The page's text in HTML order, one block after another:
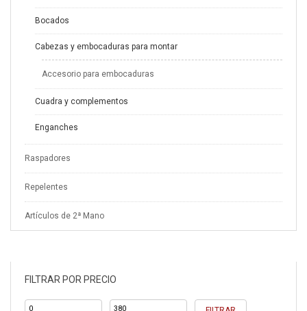
Bocados
Cabezas y embocaduras para montar
Accesorio para embocaduras
Cuadra y complementos
Enganches
Raspadores
Repelentes
Artículos de 2ª Mano
FILTRAR POR PRECIO